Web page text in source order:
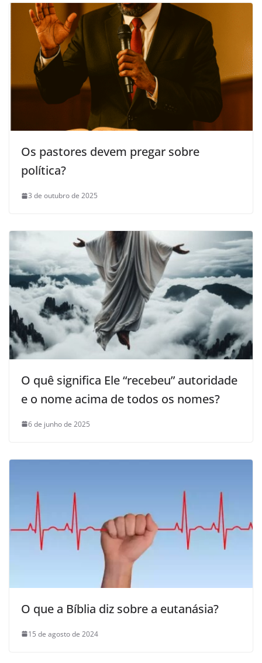
Os pastores devem pregar sobre
política?
3 de outubro de 2025
O quê significa Ele “recebeu” autoridade
e o nome acima de todos os nomes?
6 de junho de 2025
O que a Bíblia diz sobre a eutanásia?
15 de agosto de 2024